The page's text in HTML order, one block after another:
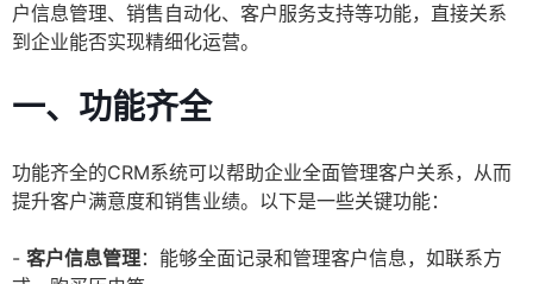
户信息管理、销售自动化、客户服务支持等功能，直接关系
到企业能否实现精细化运营。
一、功能齐全
功能齐全的CRM系统可以帮助企业全面管理客户关系，从而
提升客户满意度和销售业绩。以下是一些关键功能：
- 客户信息管理：能够全面记录和管理客户信息，如联系方